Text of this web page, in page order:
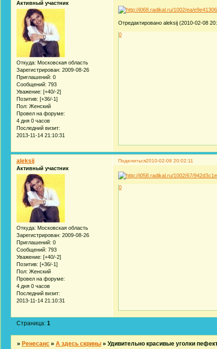
Активный участник
Откуда: Московская область
Зарегистрирован: 2009-08-26
Приглашений: 0
Сообщений: 793
Уважение: [+40/-2]
Позитив: [+36/-1]
Пол: Женский
Провел на форуме:
4 дня 0 часов
Последний визит:
2013-11-14 21:10:31
Отредактировано aleksij (2010-02-08
0
Поделиться2010-02-08 20:02:11
aleksij
Активный участник
Откуда: Московская область
Зарегистрирован: 2009-08-26
Приглашений: 0
Сообщений: 793
Уважение: [+40/-2]
Позитив: [+36/-1]
Пол: Женский
Провел на форуме:
4 дня 0 часов
Последний визит:
2013-11-14 21:10:31
0
Страница:1
»Ренесанс »А здесь скрины »Удивительно красивые уголки